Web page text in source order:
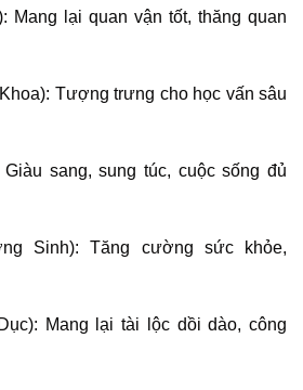
Mang lại quan vận tốt, thăng quan
Tượng trưng cho học vấn sâu
Giàu sang, sung túc, cuộc sống đủ
Sinh): Tăng cường sức khỏe,
Mang lại tài lộc dồi dào, công